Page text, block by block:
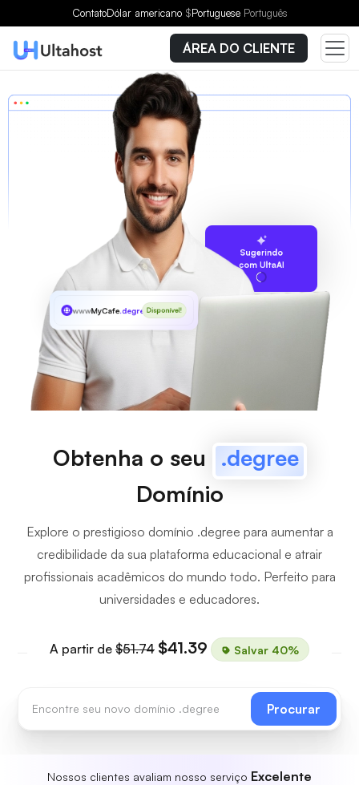
ContatoDólar americano $Portuguese Português
ÁREA DO CLIENTE
Sugerindo
com UltaAI
wwwMyCafe.degreeDisponível!
Obtenha o seu
.degree
Domínio
Explore o prestigioso domínio .degree para aumentar a
credibilidade da sua plataforma educacional e atrair
profissionais acadêmicos do mundo todo. Perfeito para
universidades e educadores.
A partir de $51.74 $41.39 Salvar 40%
Procurar
Nossos clientes avaliam nosso serviço Excelente